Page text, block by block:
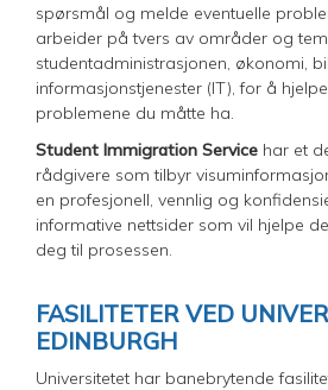
spørsmål og melde eventuelle
arbeider på tvers av områder og
studentadministrasjonen, økonomi,
informasjonstjenester (IT), for å
problemene du måtte ha.
Student Immigration Service har et
rådgivere som tilbyr
en profesjonell, vennlig og
informative nettsider som vil hjelpe
deg til prosessen.
FASILITETER VED
EDINBURGH
Universitetet har banebrytende